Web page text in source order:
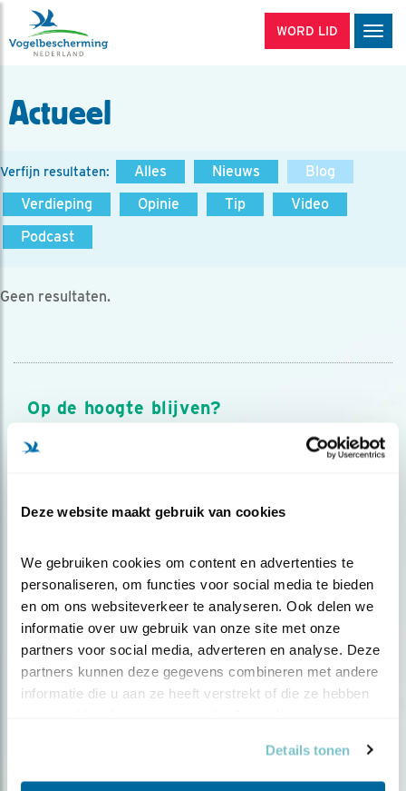
Deze website maakt gebruik van cookies
We gebruiken cookies om content en advertenties te
personaliseren, om functies voor social media te bieden
en om ons websiteverkeer te analyseren. Ook delen we
informatie over uw gebruik van onze site met onze
partners voor social media, adverteren en analyse. Deze
partners kunnen deze gegevens combineren met andere
informatie die u aan ze heeft verstrekt of die ze hebben
Details tonen
WORD LID
Actueel
Verfijn resultaten: Alles Nieuws
Blog
Verdieping
Opinie Tip
Video
Podcast
Geen resultaten.
Op de hoogte blijven?
Meld je aan en ontvang nieuws, inspiratie, acties en tips
over vogels en activiteiten van Vogelbescherming.